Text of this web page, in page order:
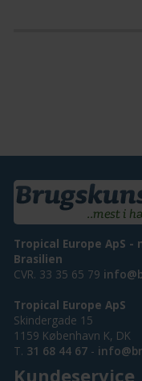
Tropical Europe ApS
Brasilien
CVR. 33 35 65 79
Tropical Europe ApS
Skindergade 15
1159 København K, DK
T. 31 68 44 67 -
Kundeservice